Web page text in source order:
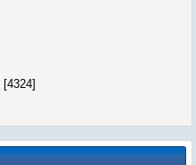
[4324]